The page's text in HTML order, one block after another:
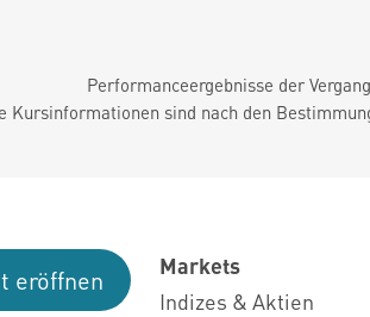
Performanceergebnisse der
Kursinformationen sind nach den
eröffnen
Markets
Indizes & Aktien